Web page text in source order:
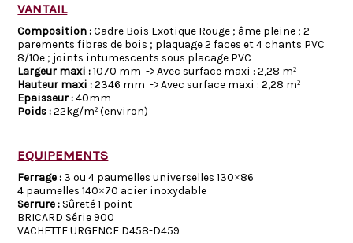
VANTAIL
Composition :Cadre Bois Exotique Rouge ; âme pleine ; 2
parements fibres de bois ; plaquage 2 faces et 4 chants PVC
8/10e ; joints intumescents sous placage PVC
Largeur maxi :1070 mm -> Avec surface maxi : 2,28 m²
Hauteur maxi :2346 mm -> Avec surface maxi : 2,28 m²
Epaisseur :40mm
Poids :22kg/m² (environ)
EQUIPEMENTS
Ferrage : 3 ou 4 paumelles universelles 130×86
4 paumelles 140×70 acier inoxydable
Serrure :Sûreté 1 point
BRICARD Série 900
VACHETTE URGENCE D458-D459